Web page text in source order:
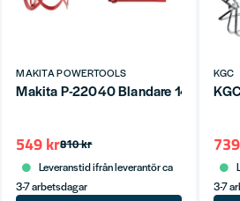
MAKITA POWERTOOLS
Makita P-22040 Blandare 140 x 590
810 kr
549 kr
Leveranstid ifrån leverantör ca
3-7 arbetsdagar
KGC
3-7